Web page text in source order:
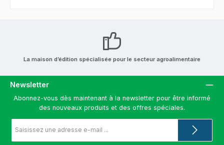
La maison d’édition spécialisée pour le secteur agroalimentaire
Newsletter
Abonnez-vous dès maintenant à la newsletter pour être informé
des nouveaux produits et des offres spéciales.
e-
*